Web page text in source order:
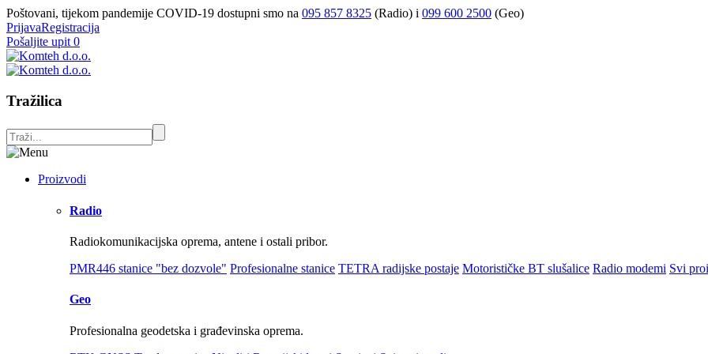
Poštovani, tijekom pandemije COVID-19 dostupni smo na 095 857 8325 (Radio) i 099 600 2500 (Geo)
PrijavaRegistracija
Pošaljite upit 0
Tražilica
Proizvodi
Radio
Radiokomunikacijska oprema, antene i ostali pribor.
PMR446 stanice "bez dozvole" Profesionalne stanice TETRA radijske postaje Motorističke BT slušalice Radio modemi Svi
Geo
Profesionalna geodetska i građevinska oprema.